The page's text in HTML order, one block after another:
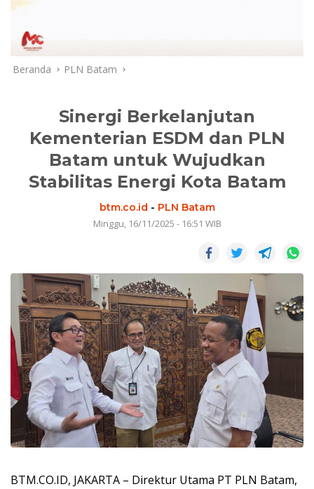
Beranda PLN Batam
Sinergi Berkelanjutan
Kementerian ESDM dan PLN
Batam untuk Wujudkan
Stabilitas Energi Kota Batam
btm.co.id - PLN Batam
Minggu, 16/11/2025 - 16:51 WIB
BTM.CO.ID, JAKARTA – Direktur Utama PT PLN Batam,